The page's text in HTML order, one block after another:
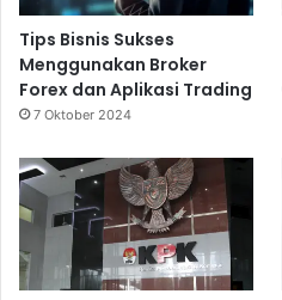
Tips Bisnis Sukses
Menggunakan Broker
Forex dan Aplikasi Trading
7 Oktober 2024